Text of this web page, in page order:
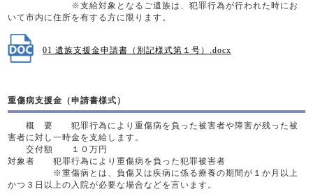
※支給対象となるご遺族は、犯罪行為が行われた時にお
いて市内に住所を有する方に限ります。
01 遺族支援金申請書（別記様式第１号）.docx
重傷病支援金（申請書様式）
概 要 犯罪行為により重傷病を負った被害者や障害が残った被
害者に対し一時金を支給します。
交付額 １０万円
対象者 犯罪行為により重傷病を負った犯罪被害者
※重傷病とは、負傷又は疾病に係る療養の期間が１か月以上
かつ３日以上の入院が必要な場合などを言います。